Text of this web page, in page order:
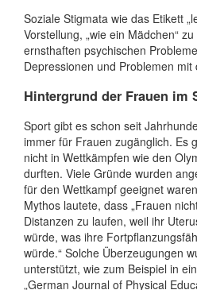
Soziale Stigmata wie das Etikett
Vorstellung, „wie ein Mädchen“
ernsthaften psychischen
Depressionen und Problemen
Hintergrund der Frauen im
Sport gibt es schon seit
immer für Frauen zugänglich. Es
nicht in Wettkämpfen wie den
durften. Viele Gründe wurden
für den Wettkampf geeignet
Mythos lautete, dass „Frauen
Distanzen zu laufen, weil ihr
würde, was ihre
würde.“ Solche Überzeugungen
unterstützt, wie zum Beispiel in
„German Journal of Physical